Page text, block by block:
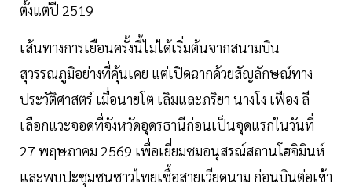
ตั้งแต่ปี 2519
เส้นทางการเยือนครั้งนี้ไม่ได้เริ่มต้นจากสนามบิน
สุวรรณภูมิอย่างที่คุ้นเคย แต่เปิดฉากด้วยสัญลักษณ์ทาง
ประวัติศาสตร์ เมื่อนายโต เลิมและภริยา นางโง เฟือง ลี
เลือกแวะจอดที่จังหวัดอุดรธานีก่อนเป็นจุดแรกในวันที่
27 พฤษภาคม 2569 เพื่อเยี่ยมชมอนุสรณ์สถานโฮจิมินห์
และพบปะชุมชนชาวไทยเชื้อสายเวียดนาม ก่อนบินต่อเข้า